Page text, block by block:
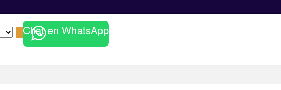
Chat en WhatsApp